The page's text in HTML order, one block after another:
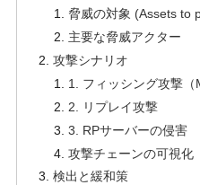
脅威の対象 (Assets to
主要な脅威アクター
攻撃シナリオ
1. フィッシング攻撃（
2. リプレイ攻撃
3. RPサーバーの侵害
攻撃チェーンの可視化
検出と緩和策